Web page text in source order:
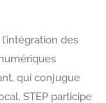
des
qui conjugue
STEP participe